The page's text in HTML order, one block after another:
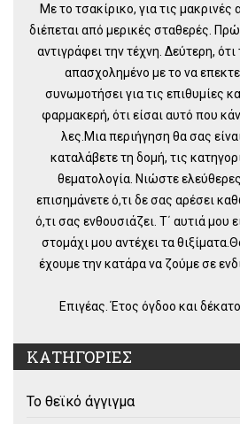
Με το τσακίρικο, για τις
διέπεται από μερικές σταθερές.
αντιγράφει την τέχνη. Δεύτερη,
απασχολημένο με το να
συνωμοτήσει για τις επιθυμίες
φαρμακερή, ότι είσαι αυτό που
λες.Μια περιήγηση θα σας
καταλάβετε τη δομή, τις
θεματολογία. Νιώστε
επισημάνετε ό,τι δε σας αρέσει
ό,τι σας ενθουσιάζει. Τ΄ αυτιά μου
στομάχι μου αντέχει τα
έχουμε την κατάρα να ζούμε σε
Επιγέας. Έτος όγδοο και
ΚΑΤΗΓΟΡΙΕΣ
Το θεϊκό άγγιγμα